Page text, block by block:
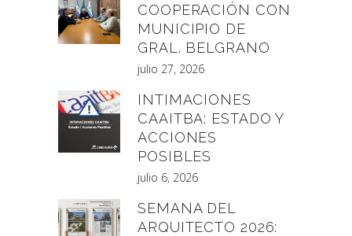
COOPERACIÓN CON
MUNICIPIO DE
GRAL. BELGRANO
julio 27, 2026
INTIMACIONES
CAAITBA: ESTADO Y
ACCIONES
POSIBLES
julio 6, 2026
SEMANA DEL
ARQUITECTO 2026: